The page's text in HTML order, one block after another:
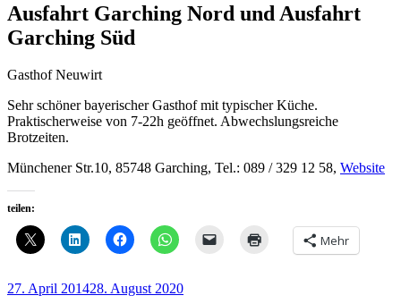
Ausfahrt Garching Nord und Ausfahrt
Garching Süd
Gasthof Neuwirt
Sehr schöner bayerischer Gasthof mit typischer Küche.
Praktischerweise von 7-22h geöffnet. Abwechslungsreiche
Brotzeiten.
Münchener Str.10, 85748 Garching, Tel.: 089 / 329 12 58, Website
teilen:
Mehr
Veröffentlicht
27. April 201428. August 2020